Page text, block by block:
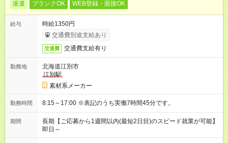
派遣 ブランクOK WEB登録・面接OK
給与
時給1350円
交通費別途支給あり
交通費 交通費支給有り
勤務地
北海道江別市
江別駅
素材系メーカー
勤務時間 8:15～17:00 ※表記のうち実働7時間45分です。
期間
長期【ご応募から1週間以内(最短2日目)のスピード就業が可能】
即日～